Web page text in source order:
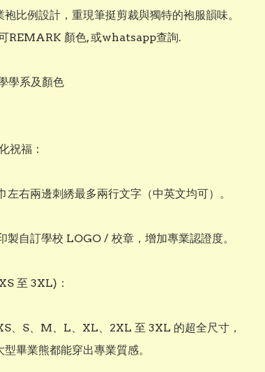
比例設計，重現筆挺剪裁與獨特的袍服韻味。
REMARK 顏色, 或whatsapp查詢.
學系及顏色
祝福：
左右兩邊刺綉最多兩行文字（中英文均可）。
製自訂學校 LOGO / 校章，增加專業認證度。
至 3XL)：
、S、M、L、XL、2XL 至 3XL 的超全尺寸，
畢業熊都能穿出專業質感。